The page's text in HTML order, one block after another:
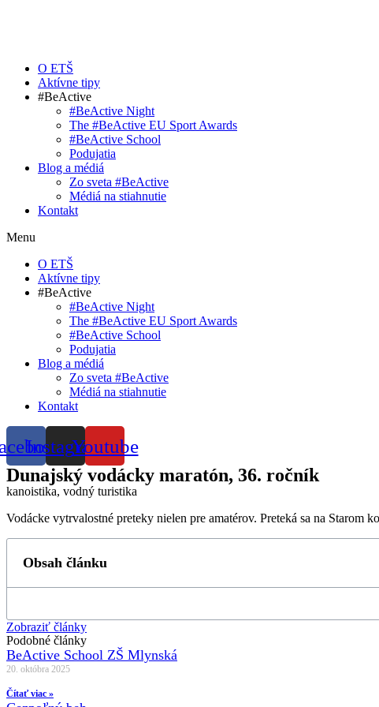
O ETŠ
Aktívne tipy
#BeActive
#BeActive Night
The #BeActive EU Sport Awards
#BeActive School
Podujatia
Blog a médiá
Zo sveta #BeActive
Médiá na stiahnutie
Kontakt
Menu
O ETŠ
Aktívne tipy
#BeActive
#BeActive Night
The #BeActive EU Sport Awards
#BeActive School
Podujatia
Blog a médiá
Zo sveta #BeActive
Médiá na stiahnutie
Kontakt
InstagramYoutube
Dunajský vodácky maratón, 36. ročník
kanoistika, vodný turistika
Vodácke vytrvalostné preteky nielen pre amatérov. Preteká sa na
Obsah článku
Zobraziť články
Podobné články
BeActive School ZŠ Mlynská
20. októbra 2025
Čítať viac »